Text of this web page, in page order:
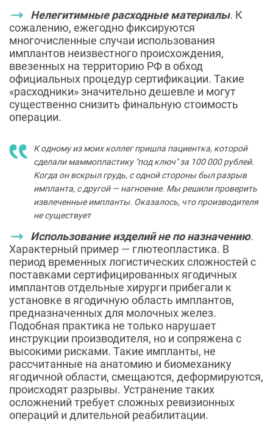
Нелегитимные расходные материалы. К
сожалению, ежегодно фиксируются
многочисленные случаи использования
имплантов неизвестного происхождения,
ввезенных на территорию РФ в обход
официальных процедур сертификации. Такие
«расходники» значительно дешевле и могут
существенно снизить финальную стоимость
операции.
К одному из моих коллег пришла пациентка, которой
сделали маммопластику "под ключ" за 100 000 рублей.
Когда он вскрыл грудь, с одной стороны был разрыв
импланта, с другой — нагноение. Мы решили проверить
извлеченные импланты. Оказалось, что производителя
не существует
Использование изделий не по назначению.
Характерный пример — глютеопластика. В
период временных логистических сложностей с
поставками сертифицированных ягодичных
имплантов отдельные хирурги прибегали к
установке в ягодичную область имплантов,
предназначенных для молочных желез.
Подобная практика не только нарушает
инструкции производителя, но и сопряжена с
высокими рисками. Такие импланты, не
рассчитанные на анатомию и биомеханику
ягодичной области, смещаются, деформируются,
происходят разрывы. Устранение таких
осложнений требует сложных ревизионных
операций и длительной реабилитации.